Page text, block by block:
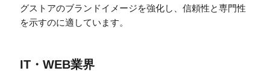
グストアのブランドイメージを強化し、信頼性と専門性
を示すのに適しています。
IT・WEB業界